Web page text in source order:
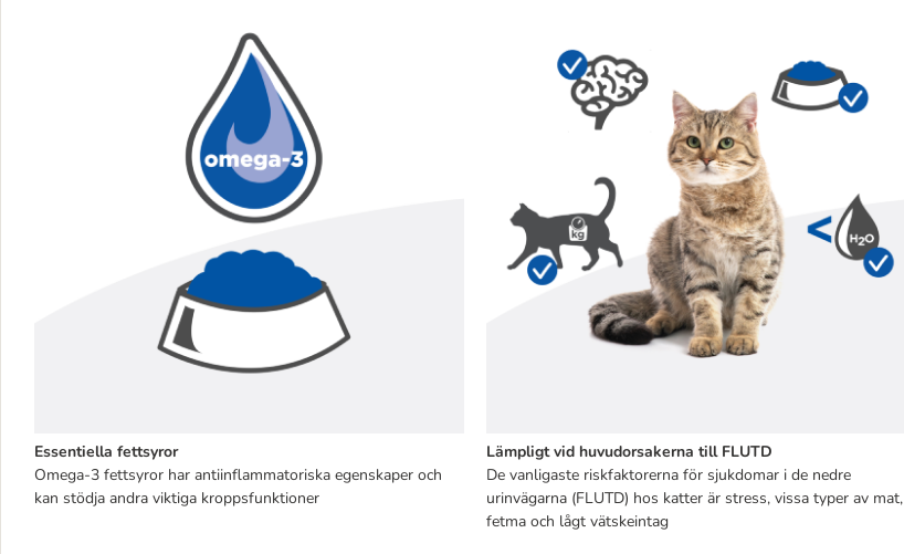
Essentiella fettsyror
Omega-3 fettsyror har antiinflammatoriska egenskaper och
kan stödja andra viktiga kroppsfunktioner
Lämpligt vid huvudorsakerna till FLUTD
De vanligaste riskfaktorerna för sjukdomar i de nedre
urinvägarna (FLUTD) hos katter är stress, vissa typer av mat,
fetma och lågt vätskeintag